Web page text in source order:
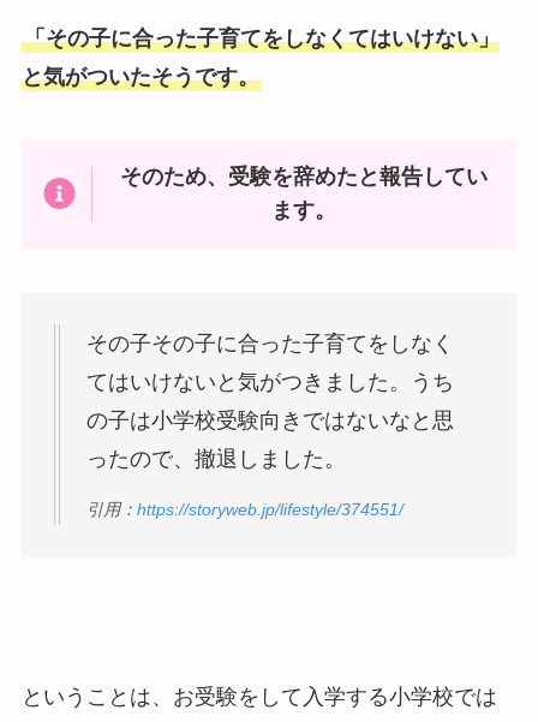
「その子に合った子育てをしなくてはいけない」
と気がついたそうです。
そのため、受験を辞めたと報告してい
ます。
その子その子に合った子育てをしなく
てはいけないと気がつきました。うち
の子は小学校受験向きではないなと思
ったので、撤退しました。
引用： https://storyweb.jp/lifestyle/374551/
ということは、お受験をして入学する小学校では